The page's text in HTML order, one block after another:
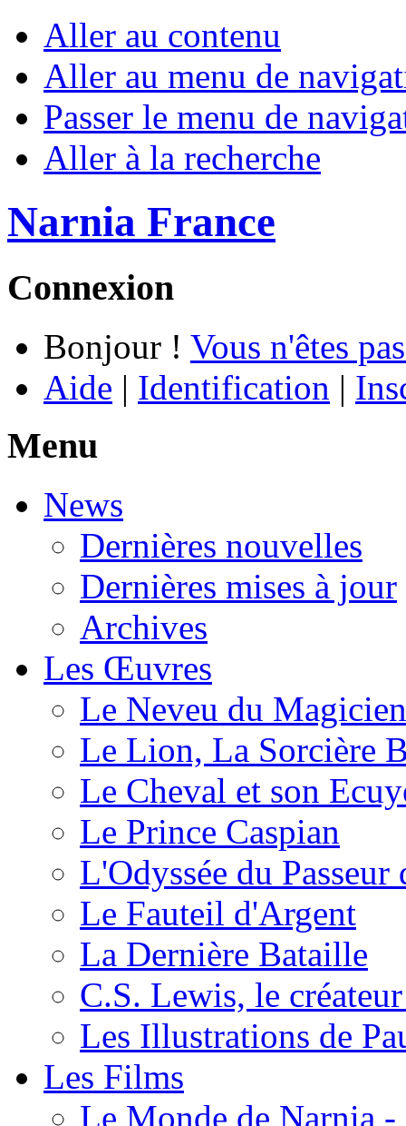
Aller au contenu
Aller au menu de
Passer le menu de
Aller à la recherche
Narnia France
Connexion
Bonjour ! Vous n'êtes
Aide | Identification |
Menu
News
Dernières nouvelles
Dernières mises à jour
Archives
Les Œuvres
Le Neveu du Magicien
Le Lion, La Sorcière
Le Cheval et son
Le Prince Caspian
L'Odyssée du
Le Fauteil d'Argent
La Dernière Bataille
C.S. Lewis, le
Les Illustrations de
Les Films
Le Monde de Narnia